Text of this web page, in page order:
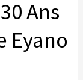
Ans
Eyano